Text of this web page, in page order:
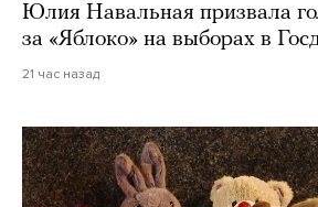
Юлия Навальная призвала
за «Яблоко» на выборах в
21 час назад